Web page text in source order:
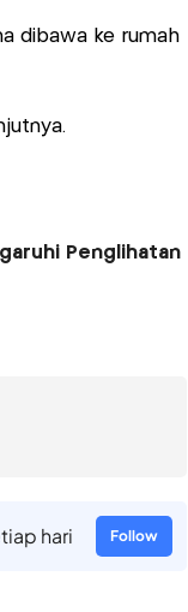
dibawa ke rumah
Penglihatan
hari Follow